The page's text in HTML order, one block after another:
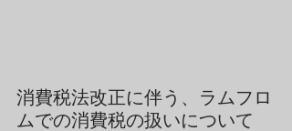
消費税法改正に伴う、ラムフロ
ムでの消費税の扱いについて